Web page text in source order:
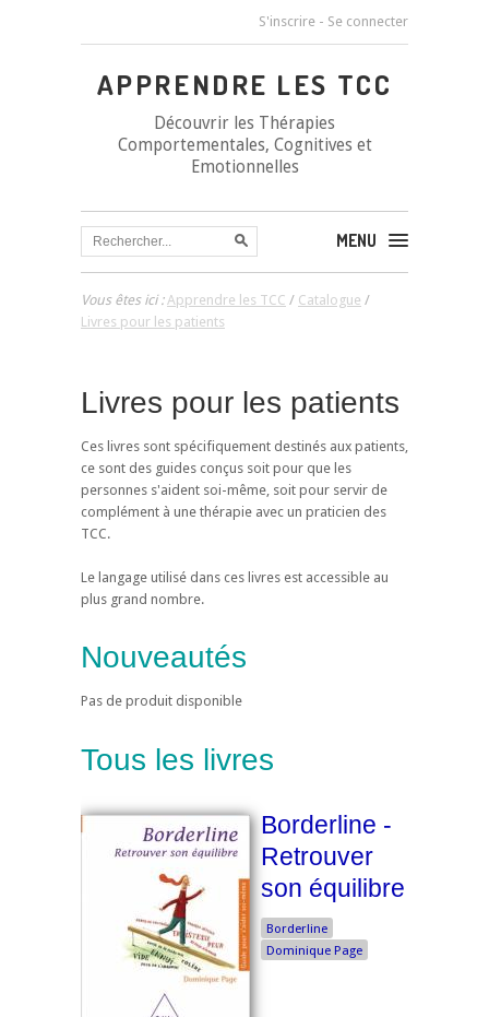
S'inscrire - Se connecter
APPRENDRE LES TCC
Découvrir les Thérapies
Comportementales, Cognitives et
Emotionnelles
MENU
Vous êtes ici :Apprendre les TCC / Catalogue /
Livres pour les patients
Livres pour les patients
Ces livres sont spécifiquement destinés aux patients,
ce sont des guides conçus soit pour que les
personnes s'aident soi-même, soit pour servir de
complément à une thérapie avec un praticien des
TCC.
Le langage utilisé dans ces livres est accessible au
plus grand nombre.
Nouveautés
Pas de produit disponible
Tous les livres
Borderline -
Retrouver
son équilibre
Borderline
Dominique Page